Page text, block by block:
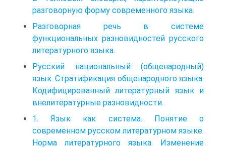
разговорную форму современного языка.
Разговорная речь в системе
функциональных разновидностей русского
литературного языка.
Русский национальный (общенародный)
язык. Стратификация общенародного языка.
Кодифицированный литературный язык и
внелитературные разновидности.
1. Язык как система. Понятие о
современном русском литературном языке.
Норма литературного языка. Изменение